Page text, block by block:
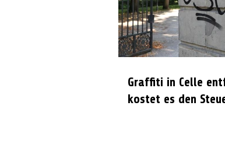
Graffiti in Celle
kostet es den